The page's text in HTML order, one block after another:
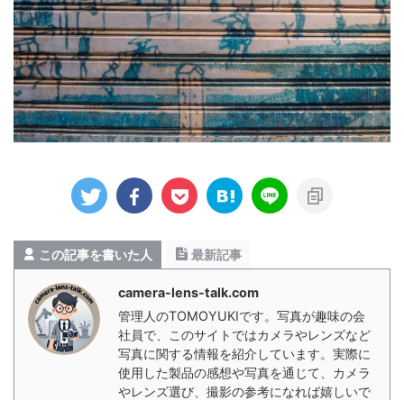
この記事を書いた人 最新記事
camera-lens-talk.com
管理人のTOMOYUKIです。写真が趣味の会
社員で、このサイトではカメラやレンズなど
写真に関する情報を紹介しています。実際に
使用した製品の感想や写真を通じて、カメラ
やレンズ選び、撮影の参考になれば嬉しいで